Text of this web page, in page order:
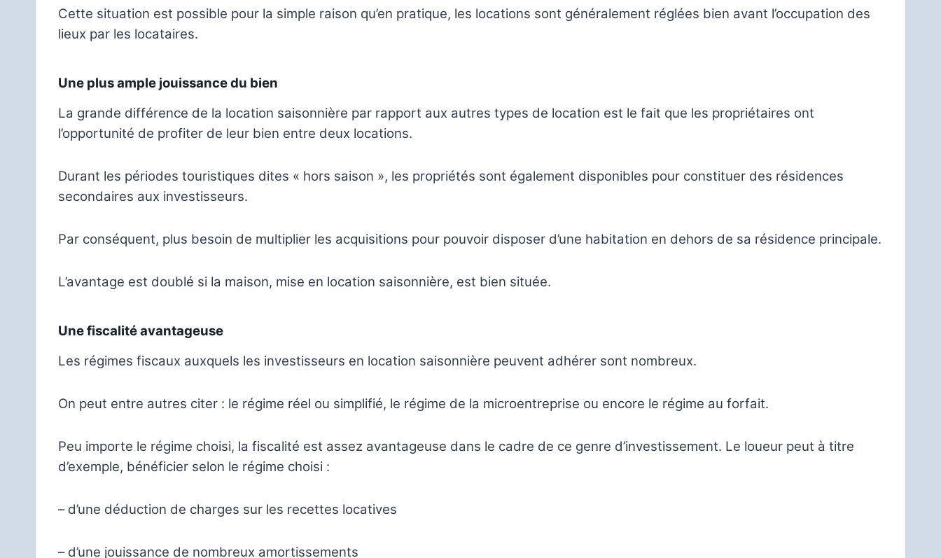
Cette situation est possible pour la simple raison qu’en pratique, les locations sont généralement réglées bien avant l’occupation des
lieux par les locataires.
Une plus ample jouissance du bien
La grande différence de la location saisonnière par rapport aux autres types de location est le fait que les propriétaires ont
l’opportunité de profiter de leur bien entre deux locations.
Durant les périodes touristiques dites « hors saison », les propriétés sont également disponibles pour constituer des résidences
secondaires aux investisseurs.
Par conséquent, plus besoin de multiplier les acquisitions pour pouvoir disposer d’une habitation en dehors de sa résidence principale.
L’avantage est doublé si la maison, mise en location saisonnière, est bien située.
Une fiscalité avantageuse
Les régimes fiscaux auxquels les investisseurs en location saisonnière peuvent adhérer sont nombreux.
On peut entre autres citer : le régime réel ou simplifié, le régime de la microentreprise ou encore le régime au forfait.
Peu importe le régime choisi, la fiscalité est assez avantageuse dans le cadre de ce genre d’investissement. Le loueur peut à titre
d’exemple, bénéficier selon le régime choisi :
– d’une déduction de charges sur les recettes locatives
– d’une jouissance de nombreux amortissements